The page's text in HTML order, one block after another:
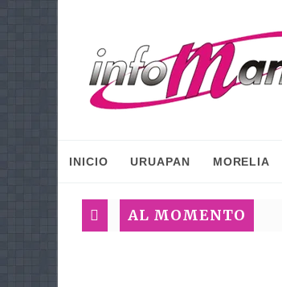
INICIO URUAPAN MORELIA
AL MOMENTO